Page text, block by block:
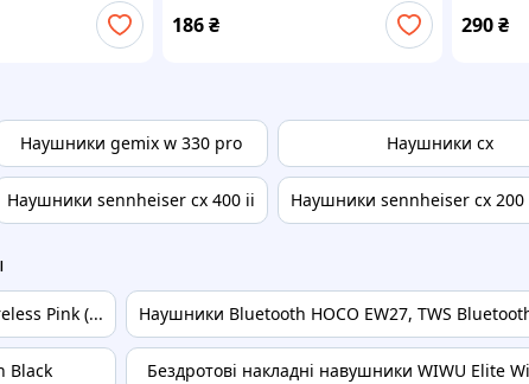
защиты) Blue-Green
186₴ 290 ₴
Наушники gemix w 330 pro
Наушники sennheiser cx 400 ii
Наушники cx
Наушники sennheiser cx
Pink (...
Black
Наушники Bluetooth HOCO EW27, TWS
Бездротові накладні навушники WIWU Elite